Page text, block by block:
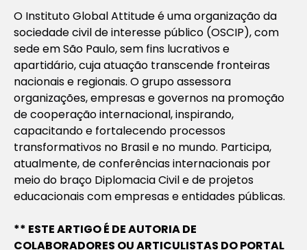
O Instituto Global Attitude é uma organização da
sociedade civil de interesse público (OSCIP), com
sede em São Paulo, sem fins lucrativos e
apartidário, cuja atuação transcende fronteiras
nacionais e regionais. O grupo assessora
organizações, empresas e governos na promoção
de cooperação internacional, inspirando,
capacitando e fortalecendo processos
transformativos no Brasil e no mundo. Participa,
atualmente, de conferências internacionais por
meio do braço Diplomacia Civil e de projetos
educacionais com empresas e entidades públicas.
** ESTE ARTIGO É DE AUTORIA DE
COLABORADORES OU ARTICULISTAS DO PORTAL